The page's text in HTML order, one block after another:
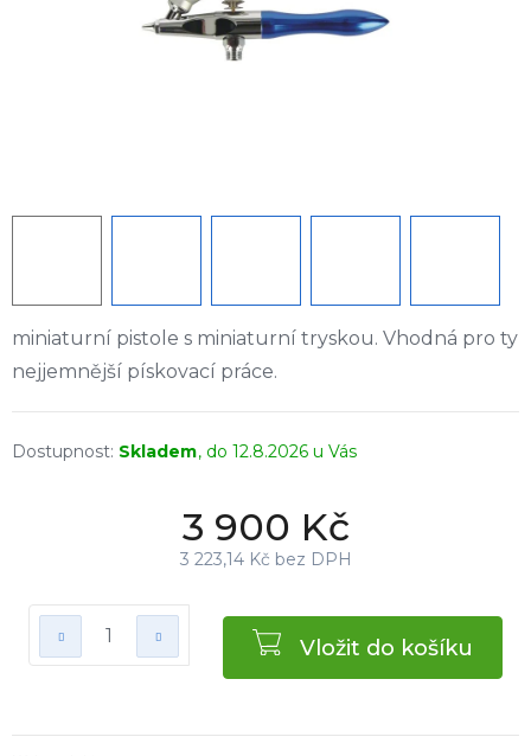
miniaturní pistole s miniaturní tryskou. Vhodná pro ty
nejjemnější pískovací práce.
Skladem 12.8.2026
3 900 Kč
3 223,14 Kč bez DPH
Vložit do košíku